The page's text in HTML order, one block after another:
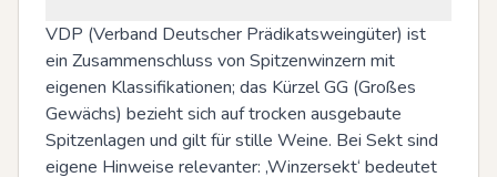
VDP (Verband Deutscher Prädikatsweingüter) ist
ein Zusammenschluss von Spitzenwinzern mit
eigenen Klassifikationen; das Kürzel GG (Großes
Gewächs) bezieht sich auf trocken ausgebaute
Spitzenlagen und gilt für stille Weine. Bei Sekt sind
eigene Hinweise relevanter: ‚Winzersekt‘ bedeutet